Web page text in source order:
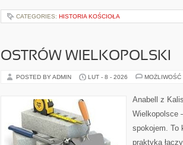
CATEGORIES: HISTORIA KOŚCIOŁA
OSTRÓW WIELKOPOLSKI
POSTED BY ADMIN LUT - 8 - 2026 MOŻLIWOŚĆ
Anabell z
Wielkopolsce
spokojem. To
praktyka